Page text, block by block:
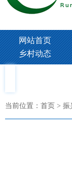
网站首页
乡村动态
当前位置： 首页> 振